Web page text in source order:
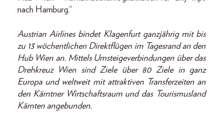
nach Hamburg.“
Austrian Airlines bindet Klagenfurt ganzjährig mit bis
zu 13 wöchentlichen Direktflügen im Tagesrand an den
Hub Wien an. Mittels Umsteigeverbindungen über das
Drehkreuz Wien sind Ziele über 80 Ziele in ganz
Europa und weltweit mit attraktiven Transferzeiten an
den Kärntner Wirtschaftsraum und das Tourismusland
Kärnten angebunden.